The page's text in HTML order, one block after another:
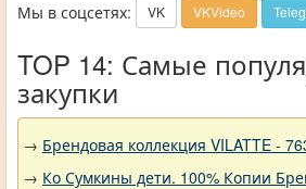
Мы в соцсетях: VK VKVideo
TOP 14: Самые
закупки
→ Брендовая коллекция VILATTE -
→ Ко Сумкины дети. 100% Копии